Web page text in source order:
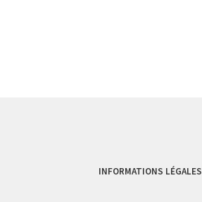
INFORMATIONS LÉGALES